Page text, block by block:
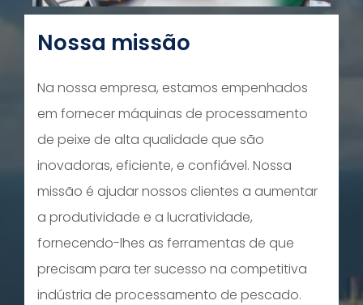
Nossa missão
Na nossa empresa, estamos empenhados
em fornecer máquinas de processamento
de peixe de alta qualidade que são
inovadoras, eficiente, e confiável. Nossa
missão é ajudar nossos clientes a aumentar
a produtividade e a lucratividade,
fornecendo-lhes as ferramentas de que
precisam para ter sucesso na competitiva
indústria de processamento de pescado.